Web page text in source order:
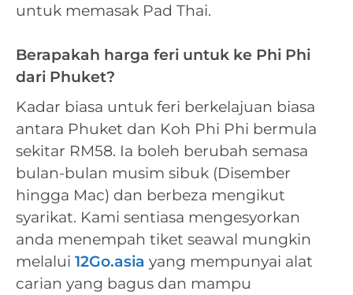
untuk memasak Pad Thai.
Berapakah harga feri untuk ke Phi Phi
dari Phuket?
Kadar biasa untuk feri berkelajuan biasa
antara Phuket dan Koh Phi Phi bermula
sekitar RM58. Ia boleh berubah semasa
bulan-bulan musim sibuk (Disember
hingga Mac) dan berbeza mengikut
syarikat. Kami sentiasa mengesyorkan
anda menempah tiket seawal mungkin
melalui 12Go.asia yang mempunyai alat
carian yang bagus dan mampu